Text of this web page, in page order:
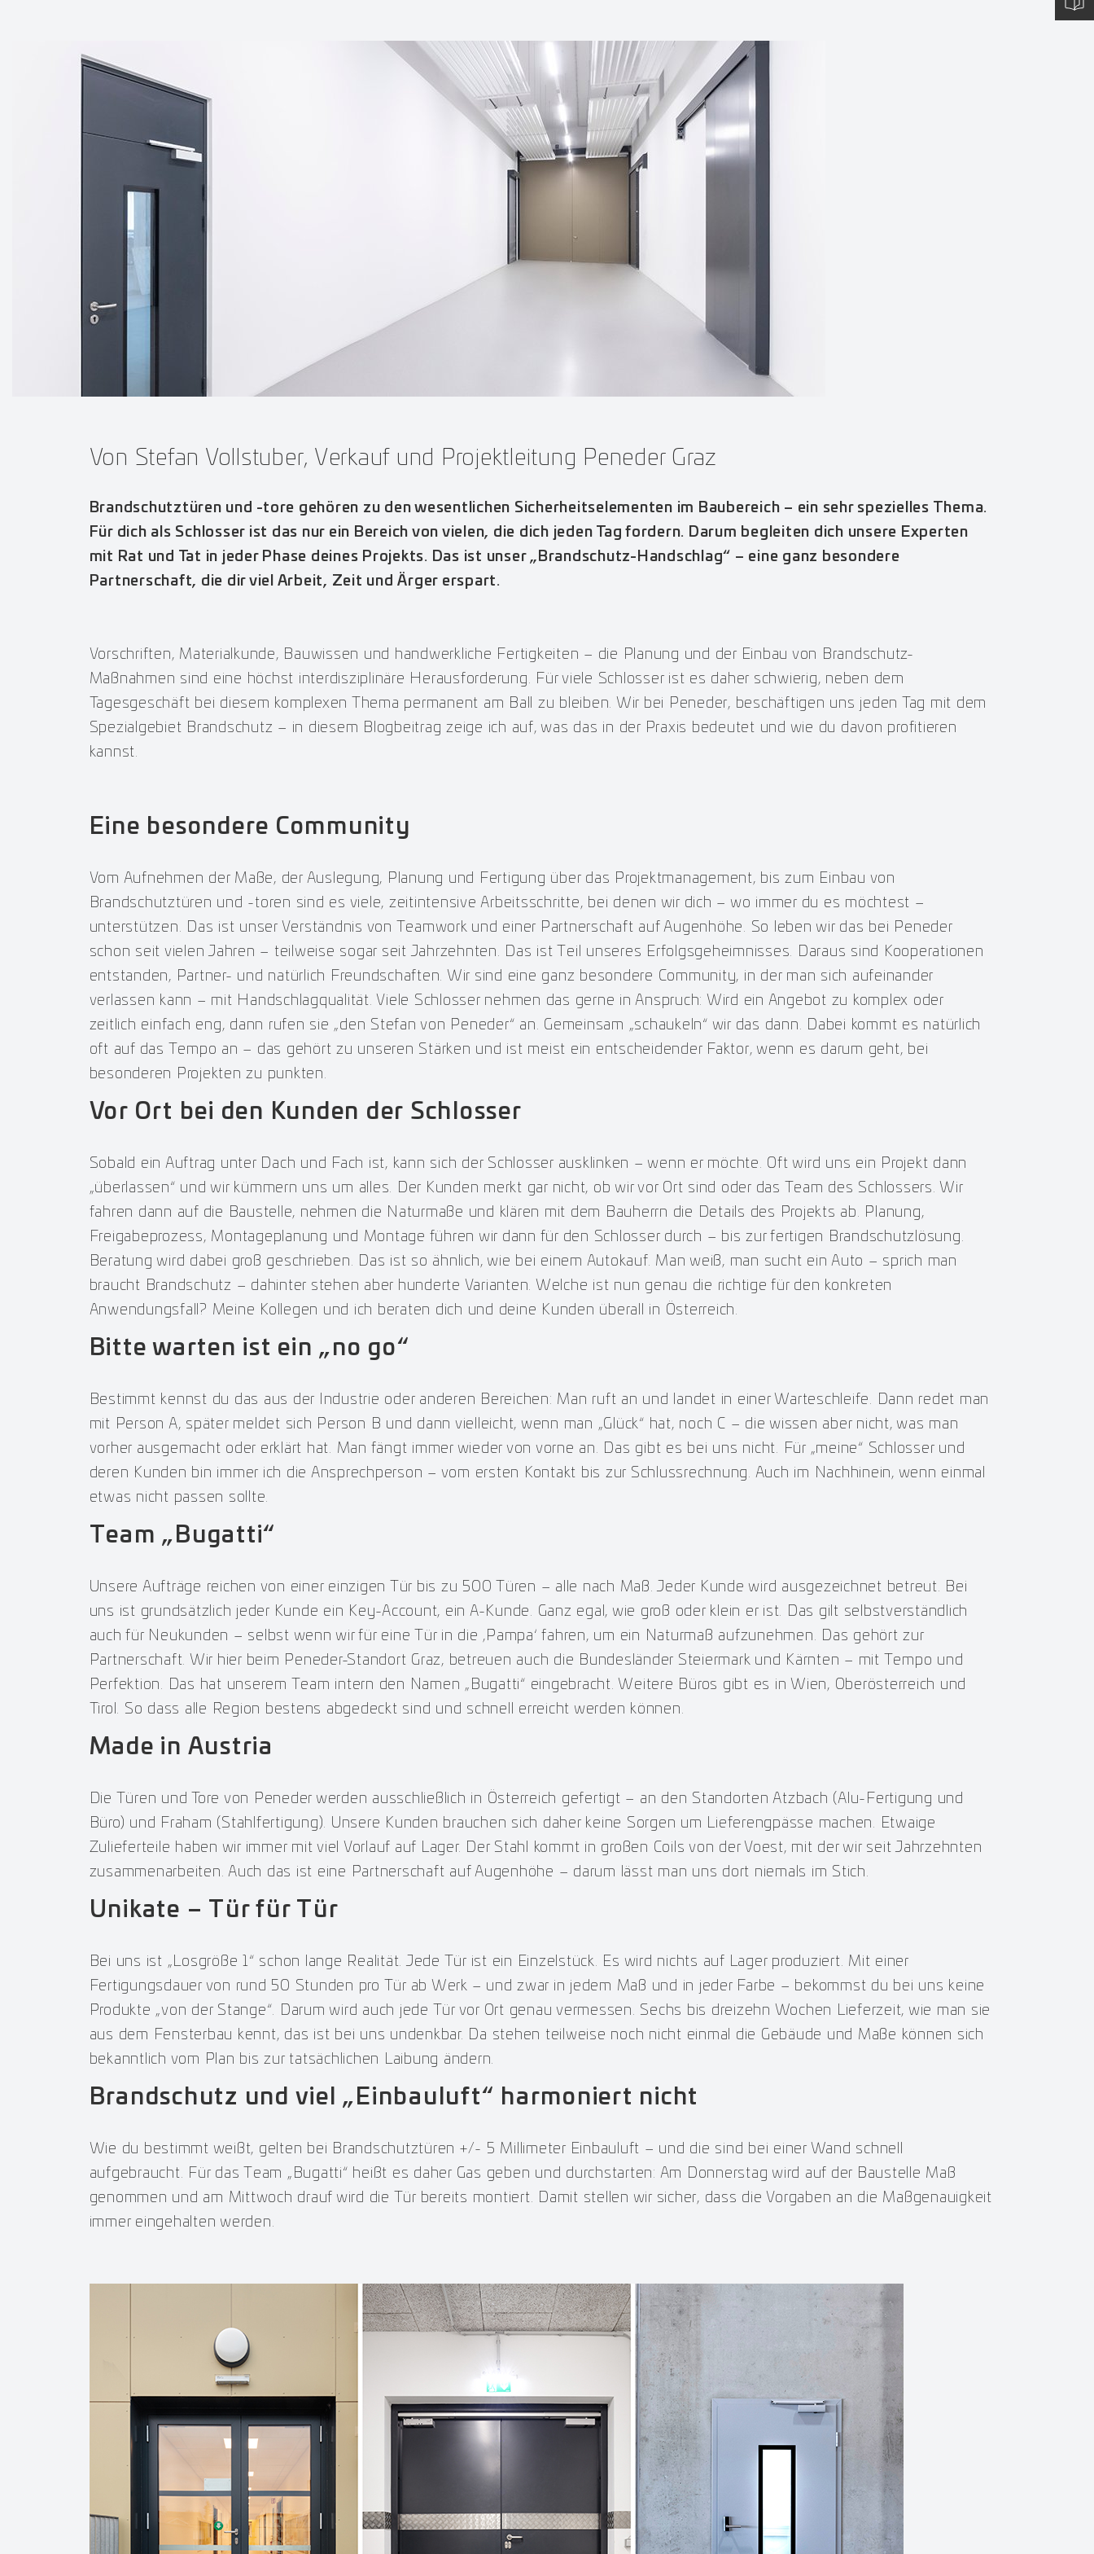
Von Stefan Vollstuber, Verkauf und Projektleitung Peneder Graz
Brandschutztüren und -tore gehören zu den wesentlichen Sicherheitselementen im Baubereich – ein sehr spezielles Thema.
Für dich als Schlosser ist das nur ein Bereich von vielen, die dich jeden Tag fordern. Darum begleiten dich unsere Experten
mit Rat und Tat in jeder Phase deines Projekts. Das ist unser „Brandschutz-Handschlag“ – eine ganz besondere
Partnerschaft, die dir viel Arbeit, Zeit und Ärger erspart.
Vorschriften, Materialkunde, Bauwissen und handwerkliche Fertigkeiten – die Planung und der Einbau von Brandschutz-
Maßnahmen sind eine höchst interdisziplinäre Herausforderung. Für viele Schlosser ist es daher schwierig, neben dem
Tagesgeschäft bei diesem komplexen Thema permanent am Ball zu bleiben. Wir bei Peneder, beschäftigen uns jeden Tag mit dem
Spezialgebiet Brandschutz – in diesem Blogbeitrag zeige ich auf, was das in der Praxis bedeutet und wie du davon profitieren
kannst.
Eine besondere Community
Vom Aufnehmen der Maße, der Auslegung, Planung und Fertigung über das Projektmanagement, bis zum Einbau von
Brandschutztüren und -toren sind es viele, zeitintensive Arbeitsschritte, bei denen wir dich – wo immer du es möchtest –
unterstützen. Das ist unser Verständnis von Teamwork und einer Partnerschaft auf Augenhöhe. So leben wir das bei Peneder
schon seit vielen Jahren – teilweise sogar seit Jahrzehnten. Das ist Teil unseres Erfolgsgeheimnisses. Daraus sind Kooperationen
entstanden, Partner- und natürlich Freundschaften. Wir sind eine ganz besondere Community, in der man sich aufeinander
verlassen kann – mit Handschlagqualität. Viele Schlosser nehmen das gerne in Anspruch: Wird ein Angebot zu komplex oder
zeitlich einfach eng, dann rufen sie „den Stefan von Peneder“ an. Gemeinsam „schaukeln“ wir das dann. Dabei kommt es natürlich
oft auf das Tempo an – das gehört zu unseren Stärken und ist meist ein entscheidender Faktor, wenn es darum geht, bei
besonderen Projekten zu punkten.
Vor Ort bei den Kunden der Schlosser
Sobald ein Auftrag unter Dach und Fach ist, kann sich der Schlosser ausklinken – wenn er möchte. Oft wird uns ein Projekt dann
„überlassen“ und wir kümmern uns um alles. Der Kunden merkt gar nicht, ob wir vor Ort sind oder das Team des Schlossers. Wir
fahren dann auf die Baustelle, nehmen die Naturmaße und klären mit dem Bauherrn die Details des Projekts ab. Planung,
Freigabeprozess, Montageplanung und Montage führen wir dann für den Schlosser durch – bis zur fertigen Brandschutzlösung.
Beratung wird dabei groß geschrieben. Das ist so ähnlich, wie bei einem Autokauf. Man weiß, man sucht ein Auto – sprich man
braucht Brandschutz – dahinter stehen aber hunderte Varianten. Welche ist nun genau die richtige für den konkreten
Anwendungsfall? Meine Kollegen und ich beraten dich und deine Kunden überall in Österreich.
Bitte warten ist ein „no go“
Bestimmt kennst du das aus der Industrie oder anderen Bereichen: Man ruft an und landet in einer Warteschleife. Dann redet man
mit Person A, später meldet sich Person B und dann vielleicht, wenn man „Glück“ hat, noch C – die wissen aber nicht, was man
vorher ausgemacht oder erklärt hat. Man fängt immer wieder von vorne an. Das gibt es bei uns nicht. Für „meine“ Schlosser und
deren Kunden bin immer ich die Ansprechperson – vom ersten Kontakt bis zur Schlussrechnung. Auch im Nachhinein, wenn einmal
etwas nicht passen sollte.
Team „Bugatti“
Unsere Aufträge reichen von einer einzigen Tür bis zu 500 Türen – alle nach Maß. Jeder Kunde wird ausgezeichnet betreut. Bei
uns ist grundsätzlich jeder Kunde ein Key-Account, ein A-Kunde. Ganz egal, wie groß oder klein er ist. Das gilt selbstverständlich
auch für Neukunden – selbst wenn wir für eine Tür in die ‚Pampa‘ fahren, um ein Naturmaß aufzunehmen. Das gehört zur
Partnerschaft. Wir hier beim Peneder-Standort Graz, betreuen auch die Bundesländer Steiermark und Kärnten – mit Tempo und
Perfektion. Das hat unserem Team intern den Namen „Bugatti“ eingebracht. Weitere Büros gibt es in Wien, Oberösterreich und
Tirol. So dass alle Region bestens abgedeckt sind und schnell erreicht werden können.
Made in Austria
Die Türen und Tore von Peneder werden ausschließlich in Österreich gefertigt – an den Standorten Atzbach (Alu-Fertigung und
Büro) und Fraham (Stahlfertigung). Unsere Kunden brauchen sich daher keine Sorgen um Lieferengpässe machen. Etwaige
Zulieferteile haben wir immer mit viel Vorlauf auf Lager. Der Stahl kommt in großen Coils von der Voest, mit der wir seit Jahrzehnten
zusammenarbeiten. Auch das ist eine Partnerschaft auf Augenhöhe – darum lässt man uns dort niemals im Stich.
Unikate – Tür für Tür
Bei uns ist „Losgröße 1“ schon lange Realität. Jede Tür ist ein Einzelstück. Es wird nichts auf Lager produziert. Mit einer
Fertigungsdauer von rund 50 Stunden pro Tür ab Werk – und zwar in jedem Maß und in jeder Farbe – bekommst du bei uns keine
Produkte „von der Stange“. Darum wird auch jede Tür vor Ort genau vermessen. Sechs bis dreizehn Wochen Lieferzeit, wie man sie
aus dem Fensterbau kennt, das ist bei uns undenkbar. Da stehen teilweise noch nicht einmal die Gebäude und Maße können sich
bekanntlich vom Plan bis zur tatsächlichen Laibung ändern.
Brandschutz und viel „Einbauluft“ harmoniert nicht
Wie du bestimmt weißt, gelten bei Brandschutztüren +/- 5 Millimeter Einbauluft – und die sind bei einer Wand schnell
aufgebraucht. Für das Team „Bugatti“ heißt es daher Gas geben und durchstarten: Am Donnerstag wird auf der Baustelle Maß
genommen und am Mittwoch drauf wird die Tür bereits montiert. Damit stellen wir sicher, dass die Vorgaben an die Maßgenauigkeit
immer eingehalten werden.